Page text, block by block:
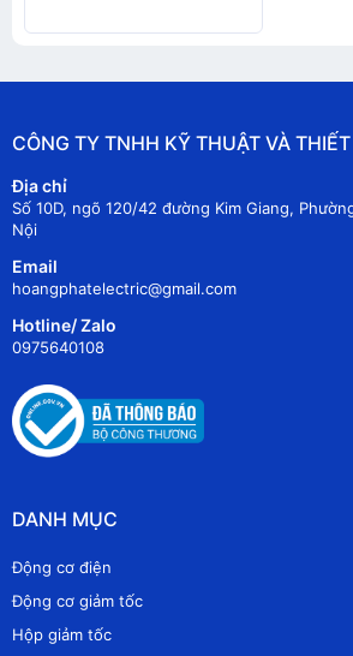
CÔNG TY TNHH KỸ THUẬT VÀ
Địa chỉ
Số 10D, ngõ 120/42 đường Kim Giang,
Nội
Email
hoangphatelectric@gmail.com
Hotline/ Zalo
0975640108
DANH MỤC
Động cơ điện
Động cơ giảm tốc
Hộp giảm tốc